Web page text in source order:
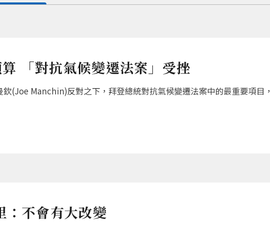
「對抗氣候變遷法案」受挫
(Joe Manchin)反對之下，拜登總統對抗氣候變遷法案中的最重要項目
：不會有大改變